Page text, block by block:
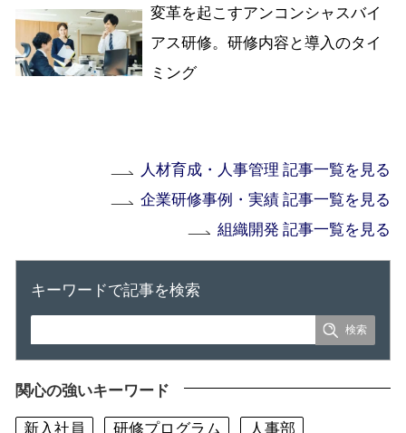
変革を起こすアンコンシャスバイ
アス研修。研修内容と導入のタイ
ミング
人材育成・人事管理 記事一覧を見る
企業研修事例・実績 記事一覧を見る
組織開発 記事一覧を見る
キーワードで記事を検索
関心の強いキーワード
新入社員 研修プログラム 人事部